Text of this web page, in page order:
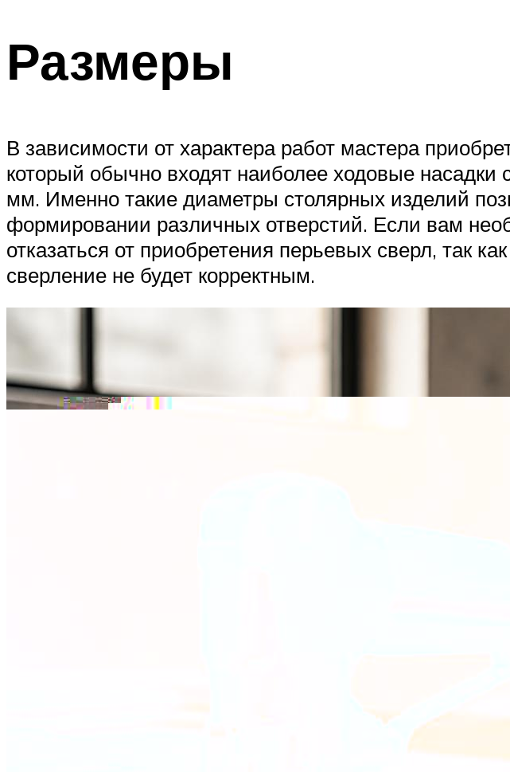
Размеры
В зависимости от характера работ мастера
который обычно входят наиболее ходовые
мм. Именно такие диаметры столярных изделий
формировании различных отверстий. Если вам
отказаться от приобретения перьевых сверл, так
сверление не будет корректным.